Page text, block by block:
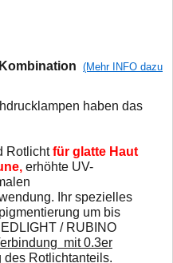
(Mehr INFO dazu
haben das
Rotlichtfür glatte Haut
erhöhte UV-
Ihr spezielles
um bis
/ RUBINO
mit 0.3er
des Rotlichtanteils.